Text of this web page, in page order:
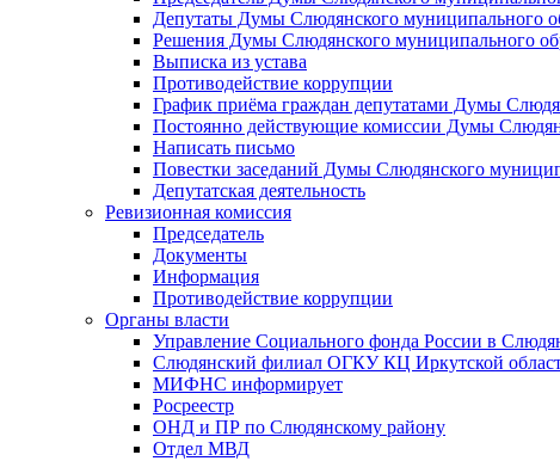
Депутаты Думы Слюдянского муниципального
Решения Думы Слюдянского муниципального
Выписка из устава
Противодействие коррупции
График приёма граждан депутатами Думы
Постоянно действующие комиссии Думы
Написать письмо
Повестки заседаний Думы Слюдянского
Депутатская деятельность
Ревизионная комиссия
Председатель
Документы
Информация
Противодействие коррупции
Органы власти
Управление Социального фонда России в
Слюдянский филиал ОГКУ КЦ Иркутской
МИФНС информирует
Росреестр
ОНД и ПР по Слюдянскому району
Отдел МВД